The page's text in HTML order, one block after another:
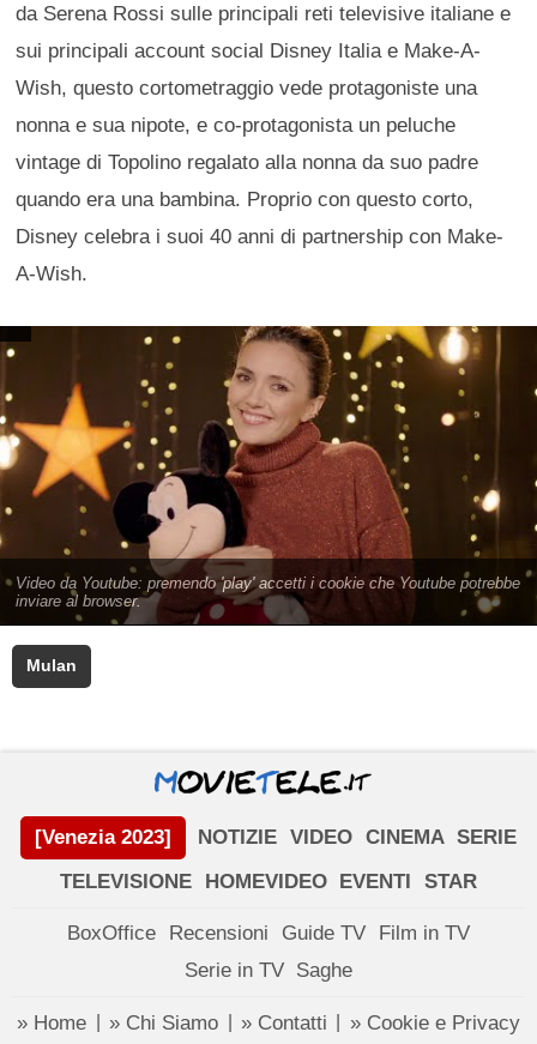
da Serena Rossi sulle principali reti televisive italiane e
sui principali account social Disney Italia e Make-A-
Wish, questo cortometraggio vede protagoniste una
nonna e sua nipote, e co-protagonista un peluche
vintage di Topolino regalato alla nonna da suo padre
quando era una bambina. Proprio con questo corto,
Disney celebra i suoi 40 anni di partnership con Make-
A-Wish.
Mulan
[Venezia 2023] NOTIZIE VIDEO CINEMA SERIE
TELEVISIONE
HOMEVIDEO EVENTI STAR
BoxOffice Recensioni Guide TV
Film in TV
Serie in TV Saghe
» Home » Chi Siamo » Contatti » Cookie e Privacy